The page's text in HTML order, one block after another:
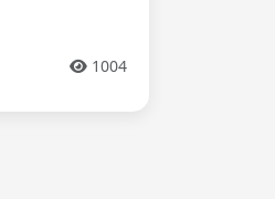
1004